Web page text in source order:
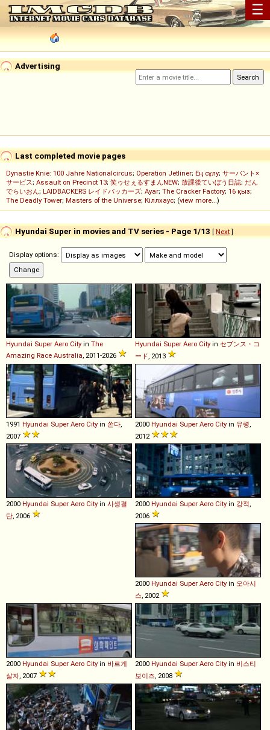
☰
Advertising
Last completed movie pages
Dynastie Knie: 100 Jahre Nationalcircus; Operation Jetliner; Ең сұлу; サーバント×
サービス; Assault on Precinct 13; 笑ゥせぇるすまんNEW; 放課後ていぼう日誌; だん
でらいおん; LAIDBACKERS レイドバッカーズ; Ayar; The Cracker Factory; 16 қыз;
The Deadly Tower; Masters of the Universe; Кіллхаус; (view more...)
Hyundai Super in movies and TV series - Page 1/13 [ Next]
Display options:
Hyundai Super Aero City in The
Amazing Race Australia , 2011-2026
Hyundai Super Aero City in セブンス・コ
ード , 2013
1991 Hyundai Super Aero City in 쏜다
2007
2000 Hyundai Super Aero City in 유령
2012
2000 Hyundai Super Aero City in 사생결
단 , 2006
2000 Hyundai Super Aero City in 강적
2006
2000 Hyundai Super Aero City in 오아시
스 , 2002
2000 Hyundai Super Aero City in 바르게
살자 , 2007
2000 Hyundai Super Aero City in 비스티
보이즈 , 2008